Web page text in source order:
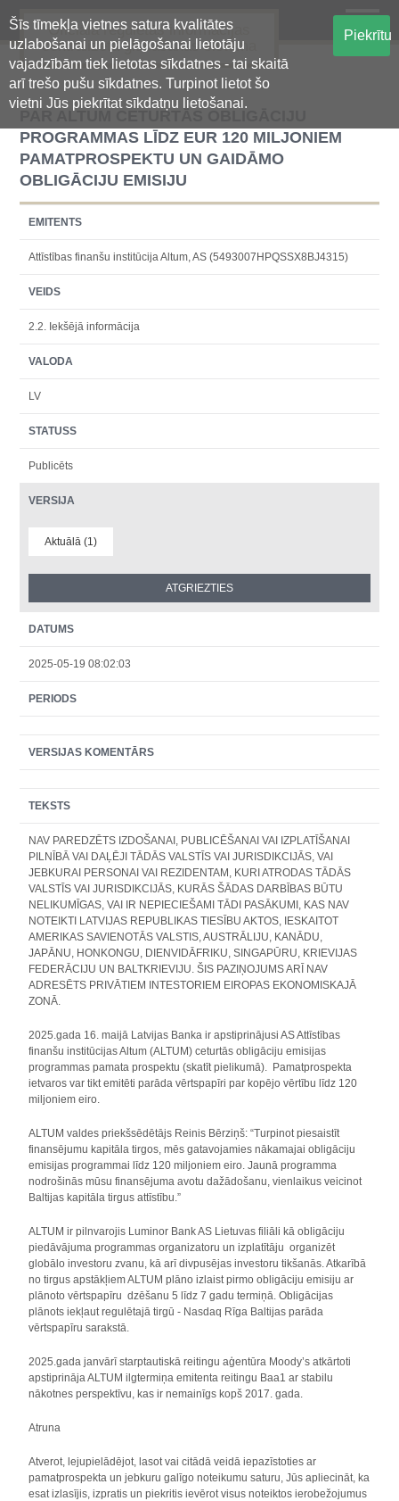
Šīs tīmekļa vietnes satura kvalitātes
uzlabošanai un pielāgošanai lietotāju
vajadzībām tiek lietotas sīkdatnes - tai skaitā
arī trešo pušu sīkdatnes. Turpinot lietot šo
vietni Jūs piekrītat sīkdatņu lietošanai.
Piekrītu
Oficiālā regulētās informācijas
centralizētā glabāšanas sistēma
PAR ALTUM CETURTĀS OBLIGĀCIJU
PROGRAMMAS LĪDZ EUR 120 MILJONIEM
PAMATPROSPEKTU UN GAIDĀMO
OBLIGĀCIJU EMISIJU
EMITENTS
Attīstības finanšu institūcija Altum, AS (5493007HPQSSX8BJ4315)
VEIDS
2.2. Iekšējā informācija
VALODA
LV
STATUSS
Publicēts
VERSIJA
Aktuālā (1)
DATUMS
2025-05-19 08:02:03
PERIODS
VERSIJAS KOMENTĀRS
TEKSTS
NAV PAREDZĒTS IZDOŠANAI, PUBLICĒŠANAI VAI IZPLATĪŠANAI
PILNĪBĀ VAI DAĻĒJI TĀDĀS VALSTĪS VAI JURISDIKCIJĀS, VAI
JEBKURAI PERSONAI VAI REZIDENTAM, KURI ATRODAS TĀDĀS
VALSTĪS VAI JURISDIKCIJĀS, KURĀS ŠĀDAS DARBĪBAS BŪTU
NELIKUMĪGAS, VAI IR NEPIECIEŠAMI TĀDI PASĀKUMI, KAS NAV
NOTEIKTI LATVIJAS REPUBLIKAS TIESĪBU AKTOS, IESKAITOT
AMERIKAS SAVIENOTĀS VALSTIS, AUSTRĀLIJU, KANĀDU,
JAPĀNU, HONKONGU, DIENVIDĀFRIKU, SINGAPŪRU, KRIEVIJAS
FEDERĀCIJU UN BALTKRIEVIJU. ŠIS PAZIŅOJUMS ARĪ NAV
ADRESĒTS PRIVĀTIEM INTESTORIEM EIROPAS EKONOMISKAJĀ
ZONĀ.
2025.gada 16. maijā Latvijas Banka ir apstiprinājusi AS Attīstības
finanšu institūcijas Altum (ALTUM) ceturtās obligāciju emisijas
programmas pamata prospektu (skatīt pielikumā). Pamatprospekta
ietvaros var tikt emitēti parāda vērtspapīri par kopējo vērtību līdz 120
miljoniem eiro.
ALTUM valdes priekšsēdētājs Reinis Bērziņš: “Turpinot piesaistīt
finansējumu kapitāla tirgos, mēs gatavojamies nākamajai obligāciju
emisijas programmai līdz 120 miljoniem eiro. Jaunā programma
nodrošinās mūsu finansējuma avotu dažādošanu, vienlaikus veicinot
Baltijas kapitāla tirgus attīstību.”
ALTUM ir pilnvarojis Luminor Bank AS Lietuvas filiāli kā obligāciju
piedāvājuma programmas organizatoru un izplatītāju organizēt
globālo investoru zvanu, kā arī divpusējas investoru tikšanās. Atkarībā
no tirgus apstākļiem ALTUM plāno izlaist pirmo obligāciju emisiju ar
plānoto vērtspapīru dzēšanu 5 līdz 7 gadu termiņā. Obligācijas
plānots iekļaut regulētajā tirgū - Nasdaq Rīga Baltijas parāda
vērtspapīru sarakstā.
2025.gada janvārī starptautiskā reitingu aģentūra Moody’s atkārtoti
apstiprināja ALTUM ilgtermiņa emitenta reitingu Baa1 ar stabilu
nākotnes perspektīvu, kas ir nemainīgs kopš 2017. gada.
Atruna
Atverot, lejupielādējot, lasot vai citādā veidā iepazīstoties ar
pamatprospekta un jebkuru galīgo noteikumu saturu, Jūs apliecināt, ka
esat izlasījis, izpratis un piekritis ievērot visus noteiktos ierobežojumus